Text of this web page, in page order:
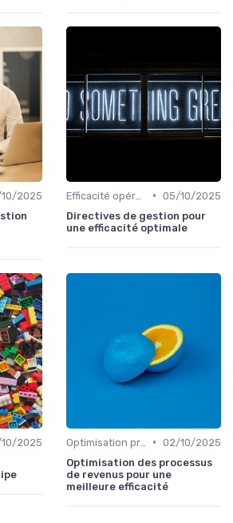
2025
• 05/10/2025
Directives de gestion pour
une efficacité optimale
2025
• 02/10/2025
Optimisation des processus
de revenus pour une
meilleure efficacité